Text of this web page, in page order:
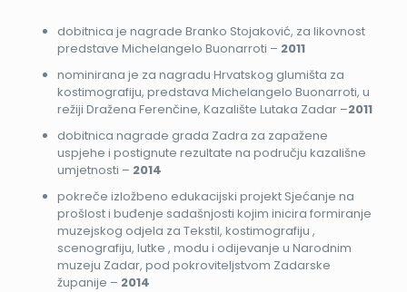
dobitnica je nagrade Branko Stojaković, za likovnost
predstave Michelangelo Buonarroti – 2011
nominirana je za nagradu Hrvatskog glumišta za
kostimografiju, predstava Michelangelo Buonarroti, u
režiji Dražena Ferenčine, Kazalište Lutaka Zadar –2011
dobitnica nagrade grada Zadra za zapažene
uspjehe i postignute rezultate na području kazališne
umjetnosti – 2014
pokreče izložbeno edukacijski projekt Sjećanje na
prošlost i buđenje sadašnjosti kojim inicira formiranje
muzejskog odjela za Tekstil, kostimografiju ,
scenografiju, lutke , modu i odijevanje u Narodnim
muzeju Zadar, pod pokroviteljstvom Zadarske
županije – 2014